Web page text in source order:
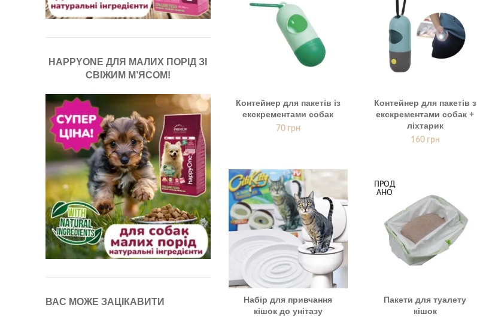
HAPPYONE ДЛЯ МАЛИХ ПОРІД ЗІ
СВІЖИМ М’ЯСОМ!
ВАС МОЖЕ ЗАЦІКАВИТИ
Контейнер для пакетів із
екскрементами собак
70грн
Контейнер для пакетів з
екскрементами собак +
ліхтарик
160грн
Набір для привчання
кішок до унітазу
ПРОД
АНО
Пакети для туалету
кішок